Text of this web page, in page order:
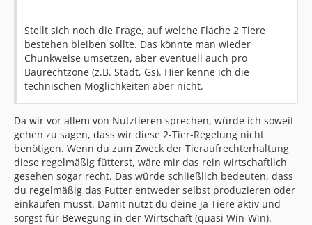
Stellt sich noch die Frage, auf welche Fläche 2 Tiere
bestehen bleiben sollte. Das könnte man wieder
Chunkweise umsetzen, aber eventuell auch pro
Baurechtzone (z.B. Stadt, Gs). Hier kenne ich die
technischen Möglichkeiten aber nicht.
Da wir vor allem von Nutztieren sprechen, würde ich soweit
gehen zu sagen, dass wir diese 2-Tier-Regelung nicht
benötigen. Wenn du zum Zweck der Tieraufrechterhaltung
diese regelmäßig fütterst, wäre mir das rein wirtschaftlich
gesehen sogar recht. Das würde schließlich bedeuten, dass
du regelmäßig das Futter entweder selbst produzieren oder
einkaufen musst. Damit nutzt du deine ja Tiere aktiv und
sorgst für Bewegung in der Wirtschaft (quasi Win-Win).